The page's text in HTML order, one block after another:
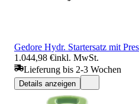
Gedore Hydr. Startersatz mit
1.044,98 €inkl. MwSt.
Lieferung bis 2-3 Wochen
Details anzeigen